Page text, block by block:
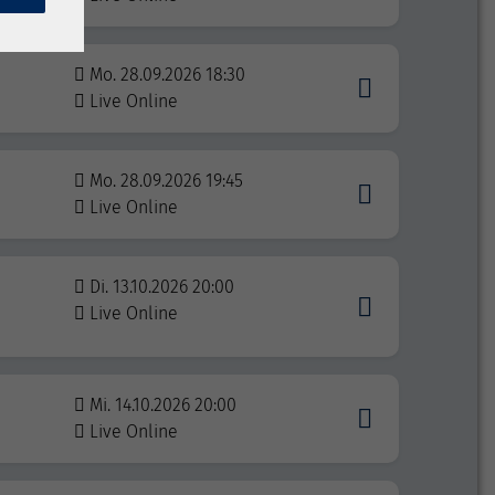
Mo. 28.09.2026 18:30
Live Online
Mo. 28.09.2026 19:45
Live Online
Di. 13.10.2026 20:00
Live Online
Mi. 14.10.2026 20:00
Live Online